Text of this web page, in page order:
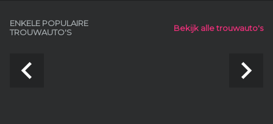
ENKELE POPULAIRE
TROUWAUTO'S
Bekijk alle trouwauto's
navigate_before navigate_next